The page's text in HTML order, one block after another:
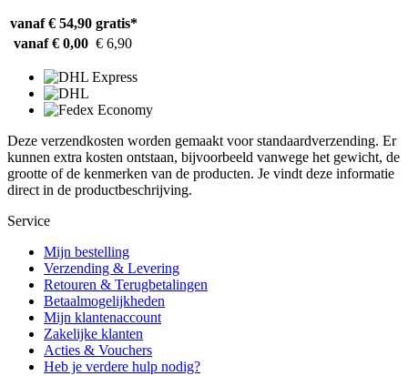
vanaf € 54,90 gratis*
vanaf € 0,00 € 6,90
Deze verzendkosten worden gemaakt voor standaardverzending. Er
kunnen extra kosten ontstaan, bijvoorbeeld vanwege het gewicht, de
grootte of de kenmerken van de producten. Je vindt deze informatie
direct in de productbeschrijving.
Service
Mijn bestelling
Verzending & Levering
Retouren & Terugbetalingen
Betaalmogelijkheden
Mijn klantenaccount
Zakelijke klanten
Acties & Vouchers
Heb je verdere hulp nodig?